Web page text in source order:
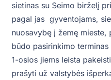
sietinas su Seimo birželį
pagal jas gyventojams,
nuosavybę į žemę mieste,
būdo pasirinkimo
1-osios jiems leista
prašyti už valstybės